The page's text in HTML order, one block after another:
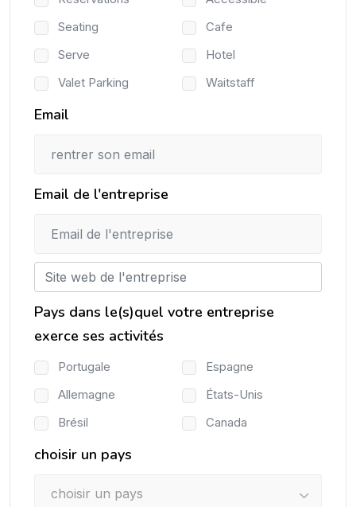
Seating
Cafe
Serve
Hotel
Valet Parking
Waitstaff
Email
Email de l'entreprise
Pays dans le(s)quel votre entreprise
exerce ses activités
Portugale
Espagne
Allemagne
États-Unis
Brésil
Canada
choisir un pays
choisir un pays